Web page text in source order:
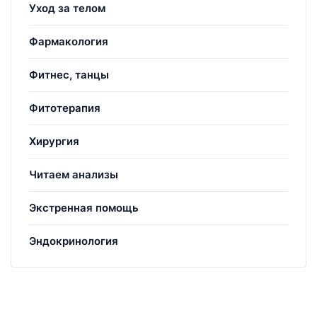
Уход за телом
Фармакология
Фитнес, танцы
Фитотерапия
Хирургия
Читаем анализы
Экстренная помощь
Эндокринология